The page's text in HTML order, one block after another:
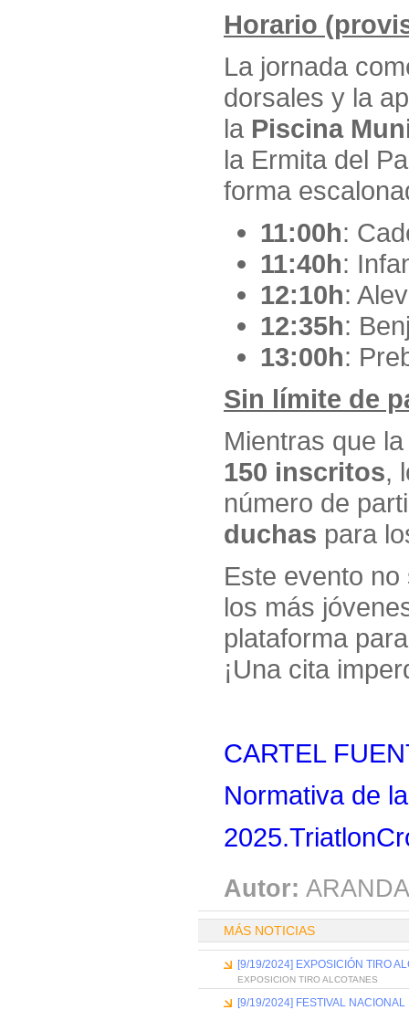
Horario
La jornada
dorsales y la
la Piscina
la Ermita del
forma
11:00h:
11:40h:
12:10h:
12:35h:
13:00h:
Sin límite de
Mientras que
150 inscritos,
número de
duchas para
Este evento
los más
plataforma
¡Una cita
CARTEL
Normativa de
Autor:
MÁS NOTICIAS
[9/19/2024] EXPOSICIÓN TIRO
EXPOSICION TIRO ALCOTANES
[9/19/2024] FESTIVAL